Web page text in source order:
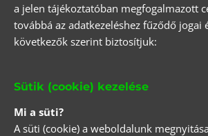
a jelen tájékoztatóban megfogalmazott
továbbá az adatkezeléshez fűződő jogai
következők szerint biztosítjuk:
Sütik (cookie) kezelése
Mi a süti?
A süti (cookie) a weboldalunk